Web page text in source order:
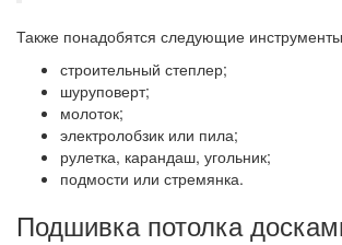
Также понадобятся следующие
строительный степлер;
шуруповерт;
молоток;
электролобзик или пила;
рулетка, карандаш, угольник;
подмости или стремянка.
Подшивка потолка